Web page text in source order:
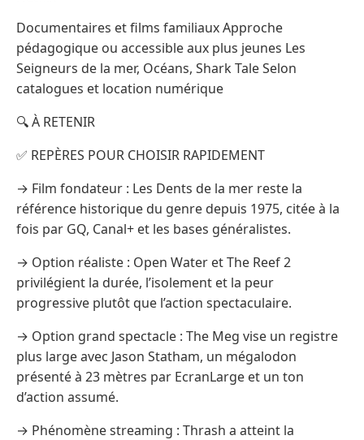
Documentaires et films familiaux Approche
pédagogique ou accessible aux plus jeunes Les
Seigneurs de la mer, Océans, Shark Tale Selon
catalogues et location numérique
🔍 À RETENIR
✅ REPÈRES POUR CHOISIR RAPIDEMENT
→ Film fondateur : Les Dents de la mer reste la
référence historique du genre depuis 1975, citée à la
fois par GQ, Canal+ et les bases généralistes.
→ Option réaliste : Open Water et The Reef 2
privilégient la durée, l’isolement et la peur
progressive plutôt que l’action spectaculaire.
→ Option grand spectacle : The Meg vise un registre
plus large avec Jason Statham, un mégalodon
présenté à 23 mètres par EcranLarge et un ton
d’action assumé.
→ Phénomène streaming : Thrash a atteint la